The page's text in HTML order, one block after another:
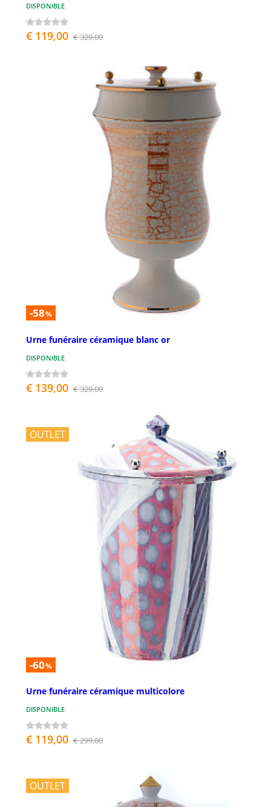
DISPONIBLE
€ 119,00 € 329,00
-58%
Urne funéraire céramique blanc or
DISPONIBLE
€ 139,00 € 329,00
OUTLET
-60%
Urne funéraire céramique multicolore
DISPONIBLE
€ 119,00 € 299,00
OUTLET